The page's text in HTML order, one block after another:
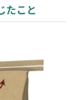
たこと